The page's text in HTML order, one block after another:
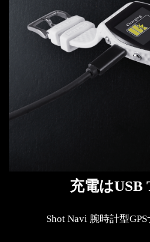
充電はUSB
Shot Navi 腕時計型